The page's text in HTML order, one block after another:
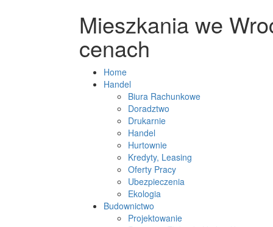
Mieszkania we
cenach
Home
Handel
Biura Rachunkowe
Doradztwo
Drukarnie
Handel
Hurtownie
Kredyty, Leasing
Oferty Pracy
Ubezpieczenia
Ekologia
Budownictwo
Projektowanie